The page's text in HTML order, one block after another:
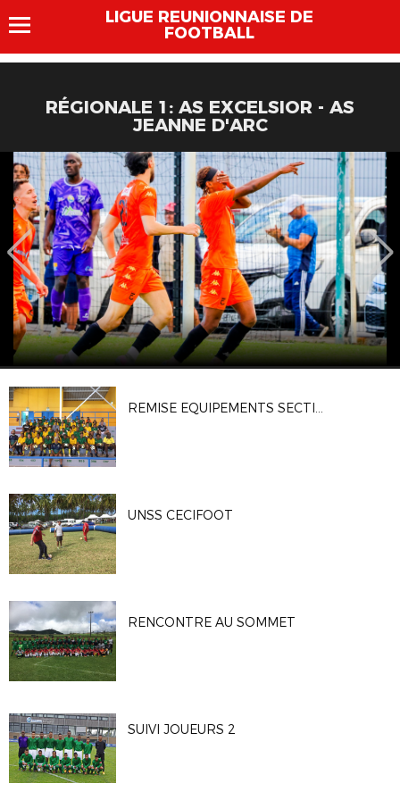
LIGUE REUNIONNAISE DE
FOOTBALL
RÉGIONALE 1: AS EXCELSIOR - AS
JEANNE D'ARC
REMISE EQUIPEMENTS SECTIONS SPORTIVES
UNSS CECIFOOT
RENCONTRE AU SOMMET
SUIVI JOUEURS 2